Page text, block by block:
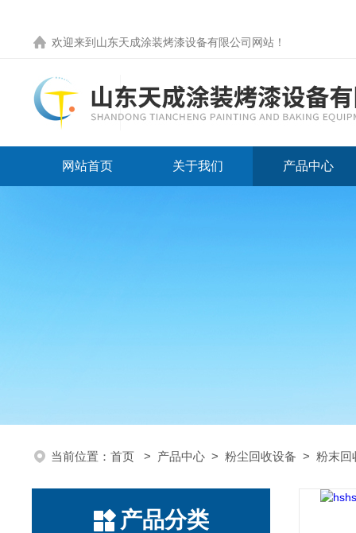
欢迎来到 山东天成涂装烤漆设备有限公司网站 ！
网站首页 关于我们 产品中心
当前位置： 首页 > 产品中心 > 粉尘回收设备 > 粉末回
产品分类